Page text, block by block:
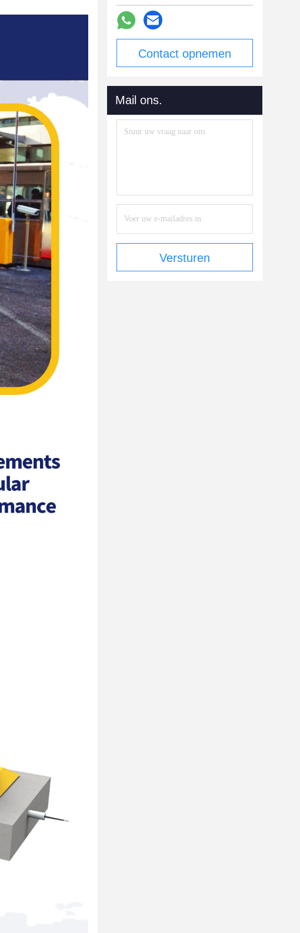
Contact opnemen
Mail ons.
Versturen